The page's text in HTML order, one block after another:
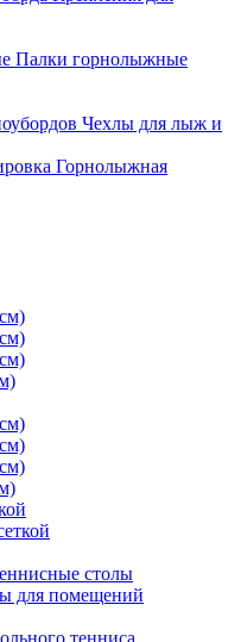
Палки горнолыжные
Чехлы для лыж и
Горнолыжная
столы
для помещений
тенниса